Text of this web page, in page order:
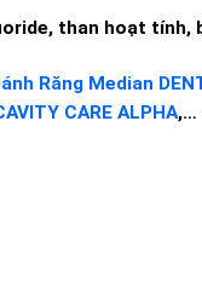
than hoạt tính,
Răng Median
CARE ALPHA,…